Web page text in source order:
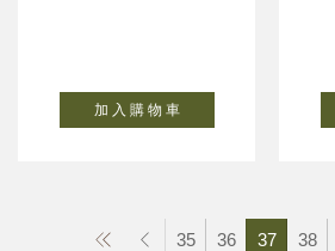
加 入 購 物 車
35 36 37 38